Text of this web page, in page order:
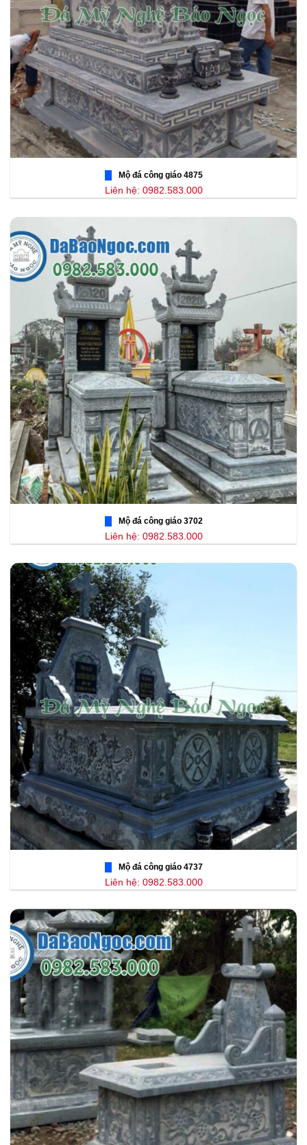
Mộ đá công giáo 4875
Liên hệ: 0982.583.000
Mộ đá công giáo 3702
Liên hệ: 0982.583.000
Mộ đá công giáo 4737
Liên hệ: 0982.583.000